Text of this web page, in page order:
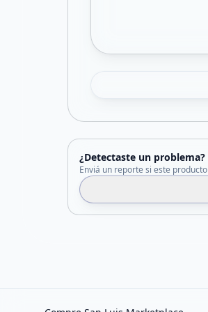
¿Detectaste un problema?
Enviá un reporte si este